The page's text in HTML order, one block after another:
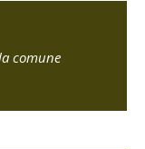
comune